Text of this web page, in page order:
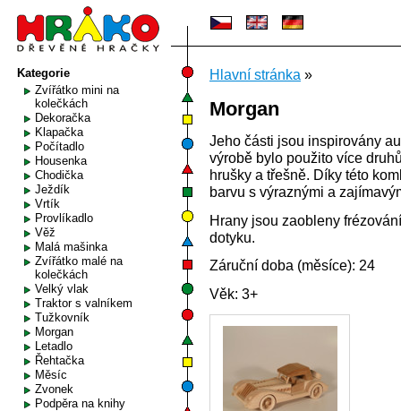
Hlavní stránka »
Morgan
Jeho části jsou inspirovány
výrobě bylo použito více
hrušky a třešně. Díky této
barvu s výraznými a
Hrany jsou zaobleny
dotyku.
Záruční doba (měsíce): 24
Věk: 3+
Kategorie
Zvířátko mini na
kolečkách
Dekoračka
Klapačka
Počítadlo
Housenka
Chodička
Ježdík
Vrtík
Provlíkadlo
Věž
Malá mašinka
Zvířátko malé na
kolečkách
Velký vlak
Traktor s valníkem
Tužkovník
Morgan
Letadlo
Řehtačka
Měsíc
Zvonek
Podpěra na knihy